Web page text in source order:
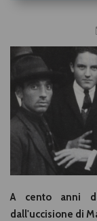
A cento anni
dall'uccisione di